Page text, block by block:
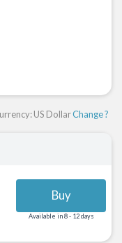
US DollarChange ?
Buy
Available in 8 - 12 days